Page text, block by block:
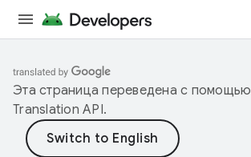
Эта страница переведена с помощью
Translation API.